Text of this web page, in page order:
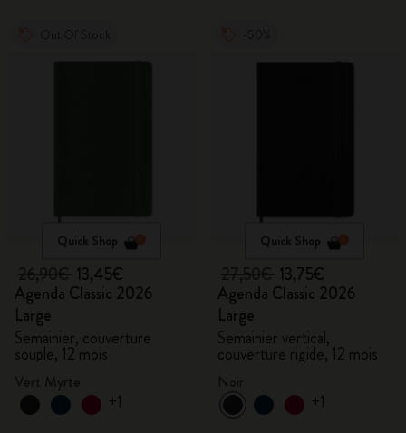
Quick Shop
13,45€
Agenda Classic 2026
Large
Semainier, couverture
souple, 12 mois
+1
Quick Shop
13,75€
Agenda Classic 2026
Large
Semainier vertical,
couverture rigide, 12 mois
+1